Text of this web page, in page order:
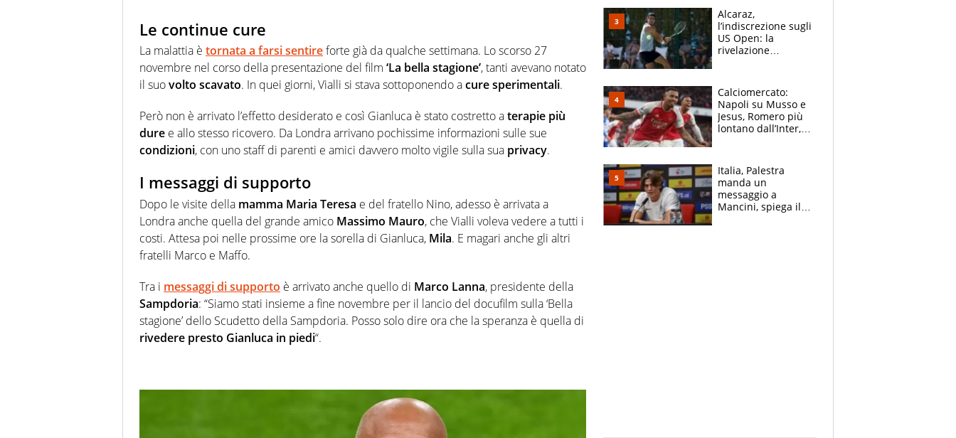
Le continue cure
La malattia è tornata a farsi sentireforte già da qualche settimana. Lo scorso 27
novembre nel corso della presentazione del film ‘La bella stagione’, tanti avevano notato
il suovolto scavato. In quei giorni, Vialli si stava sottoponendo acure sperimentali.
Però non è arrivato l’effetto desiderato e così Gianluca è stato costretto aterapie più
dure e allo stesso ricovero. Da Londra arrivano pochissime informazioni sulle sue
condizioni, con uno staff di parenti e amici davvero molto vigile sulla sua privacy.
I messaggi di supporto
Dopo le visite della mamma Maria Teresa e del fratello Nino, adesso è arrivata a
Londra anche quella del grande amico Massimo Mauro, che Vialli voleva vedere a tutti i
costi. Attesa poi nelle prossime ore la sorella di Gianluca, Mila. E magari anche gli altri
fratelli Marco e Maffo.
Tra i messaggi di supporto è arrivato anche quello di Marco Lanna, presidente della
Sampdoria: “Siamo stati insieme a fine novembre per il lancio del docufilm sulla ‘Bella
stagione’ dello Scudetto della Sampdoria. Posso solo dire ora che la speranza è quella di
rivedere presto Gianluca in piedi“.
e vota Aprilia
Alcaraz,
l’indiscrezione sugli
US Open: la
rivelazione
B. Rune verso la
rinuncia
Calciomercato:
Napoli su Musso e
Jesus, Romero più
lontano dall’Inter,
tabellone
Italia, Palestra
manda un
messaggio a
Mancini, spiega il